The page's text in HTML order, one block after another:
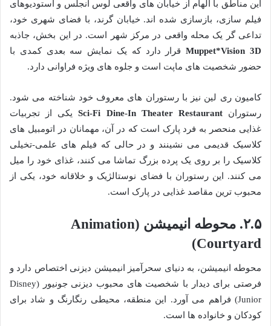
این مناطق با الهام از خیابان های واقعی لوس آنجلس و استودیوهای
فیلم سازی، بازسازی شده اند. خیابان گرند، با فضای شهری خود،
تداعی گر یک محله واقعی در مرکز شهر است. در این بخش، جاذبه
Muppet*Vision 3Dقرار دارد که یک نمایش سه بعدی کمدی با
حضور شخصیت های ماپت است و جلوه های ویژه فراوانی دارد.
کامیون ری لین نیز با رستوران های معروف خود شناخته می شود.
رستورانSci-Fi Dine-In Theater Restaurantیکی از تجربیات
غذایی منحصر به فرد پارک است که در آن، مهمانان در اتومبیل های
کلاسیک قدیمی می نشینند و در حالی که فیلم های علمی-تخیلی
کلاسیک را بر روی یک پرده بزرگ تماشا می کنند، غذای خود را میل
می کنند. این رستوران با فضای نوستالژیک و خلاقانه خود، یکی از
محبوب ترین مقاصد غذایی در پارک است.
۲.۵. محوطه انیمیشن (Animation
Courtyard)
محوطه انیمیشن، به دنیای سحرآمیز انیمیشن دیزنی اختصاص دارد و
فرصتی برای دیدار با شخصیت های محبوب دیزنی جونیور (Disney
Junior) فراهم می آورد. این منطقه، محیطی رنگارنگ و شاد برای
کودکان و خانواده ها است.